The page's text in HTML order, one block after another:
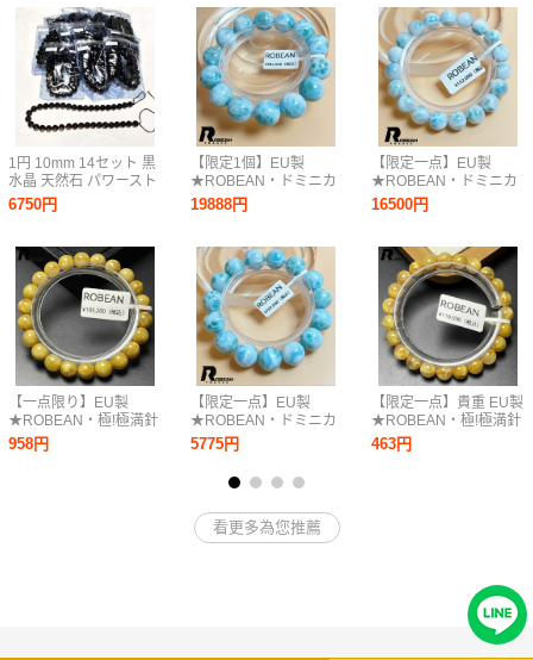
1円 10mm 14セット 黒
水晶 天然石 パワースト
ーン アクセサリー ビー
ズ ブレスレット ネック
スモーキークォーツ
6750円
【一点限り】EU製
★ROBEAN・極!極満針
ルチルクォーツ★ブレ
スレット パワーストー
958円
【限定1個】EU製
★ROBEAN・ドミニカ
共和国産のラリマー★
パワーストーン ブレス
運 約15.4-16.3mm
D0720723
19888円
【限定一点】EU製
★ROBEAN・ドミニカ
共和国産のラリマー★
パワーストーン ブレス
レット 天然石 開運 金
運 約14.5mm
D0720730
5775円
【限定一点】EU製
★ROBEAN・ドミニカ
共和国産のラリマー★
パワーストーン ブレス
運 約10.4mm
K0710342
16500円
【限定一点】貴重 EU製
★ROBEAN・極!極満針
ルチルクォーツ★ブレ
ス パワーストーン 天然
463円
看更多為您推薦